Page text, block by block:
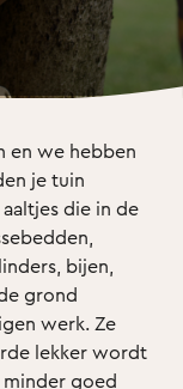
en we hebben
je tuin
die in de
bijen,
grond
werk. Ze
lekker wordt
goed